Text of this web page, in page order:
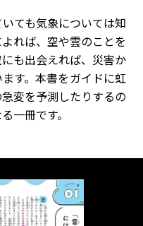
ても気象については知
れば、空や雲のことを
も出会えれば、災害か
す。本書をガイドに虹
変を予測したりするの
一冊です。